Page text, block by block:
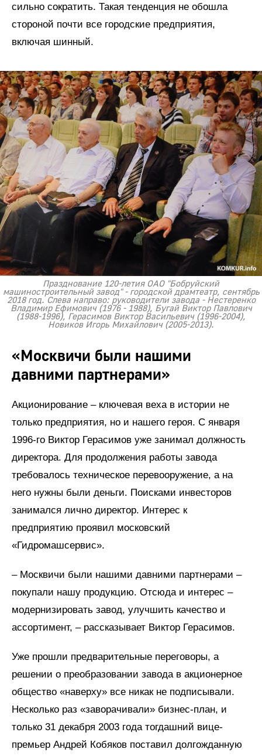
сильно сократить. Такая тенденция не обошла
стороной почти все городские предприятия,
включая шинный.
Празднование 120-летия ОАО "Бобруйский
машиностроительный завод" - городской драмтеатр, сентябрь
2018 год. Слева направо: руководители завода - Нестеренко
Владимир Ефимович (1976 - 1988), Бугай Виктор Павлович
(1988-1996), Герасимов Виктор Васильевич (1996-2004),
Новиков Игорь Михайлович (2005-2013).
«Москвичи были нашими
давними партнерами»
Акционирование – ключевая веха в истории не
только предприятия, но и нашего героя. С января
1996-го Виктор Герасимов уже занимал должность
директора. Для продолжения работы завода
требовалось техническое перевооружение, а на
него нужны были деньги. Поисками инвесторов
занимался лично директор. Интерес к
предприятию проявил московский
«Гидромашсервис».
– Москвичи были нашими давними партнерами –
покупали нашу продукцию. Отсюда и интерес –
модернизировать завод, улучшить качество и
ассортимент, – рассказывает Виктор Герасимов.
Уже прошли предварительные переговоры, а
решении о преобразовании завода в акционерное
общество «наверху» все никак не подписывали.
Несколько раз «заворачивали» бизнес-план, и
только 31 декабря 2003 года тогдашний вице-
премьер Андрей Кобяков поставил долгожданную